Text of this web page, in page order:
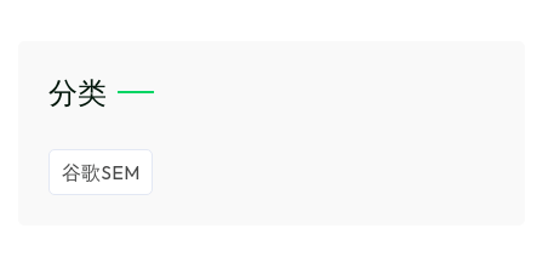
分类
谷歌SEM